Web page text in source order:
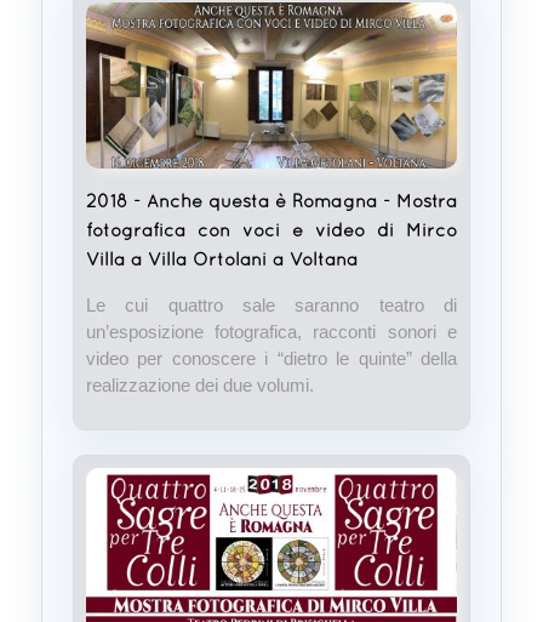
2018 - Anche questa è Romagna - Mostra
fotografica con voci e video di Mirco
Villa a Villa Ortolani a Voltana
Le cui quattro sale saranno teatro di
un’esposizione fotografica, racconti sonori e
video per conoscere i “dietro le quinte” della
realizzazione dei due volumi.